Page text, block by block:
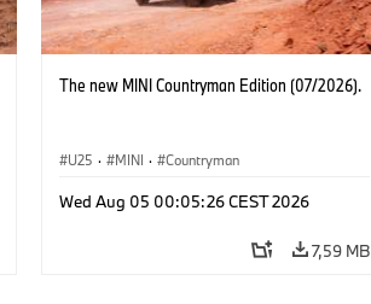
The new MINI Countryman Edition (07/2026).
U25 · MINI · Countryman
Wed Aug 05 00:05:26 CEST 2026
7,59 MB